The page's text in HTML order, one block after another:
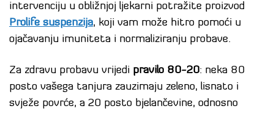
intervenciju u obližnjoj ljekarni potražite proizvod
Prolife suspenzija, koji vam može hitro pomoći u
ojačavanju imuniteta i normaliziranju probave.
Za zdravu probavu vrijedi pravilo 80-20: neka 80
posto vašega tanjura zauzimaju zeleno, lisnato i
svježe povrće, a 20 posto bjelančevine, odnosno